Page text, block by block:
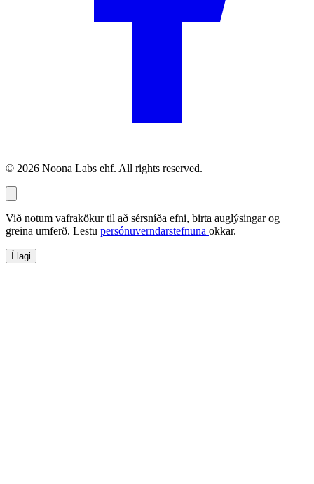
© 2026 Noona Labs ehf. All rights reserved.
Við notum vafrakökur til að sérsníða efni, birta auglýsingar og
greina umferð. Lestu persónuverndarstefnuna okkar.
Í lagi